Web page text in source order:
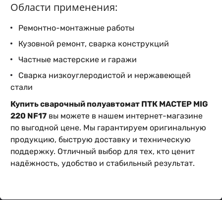
Области применения:
Ремонтно-монтажные работы
Кузовной ремонт, сварка конструкций
Частные мастерские и гаражи
Сварка низкоуглеродистой и нержавеющей
стали
Купить сварочный полуавтомат ПТК МАСТЕР MIG
220 NF17 вы можете в нашем интернет-магазине
по выгодной цене. Мы гарантируем оригинальную
продукцию, быструю доставку и техническую
поддержку. Отличный выбор для тех, кто ценит
надёжность, удобство и стабильный результат.